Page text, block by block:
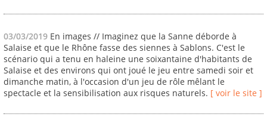
03/03/2019 En images // Imaginez que la Sanne déborde à
Salaise et que le Rhône fasse des siennes à Sablons. C'est le
scénario qui a tenu en haleine une soixantaine d'habitants de
Salaise et des environs qui ont joué le jeu entre samedi soir et
dimanche matin, à l'occasion d'un jeu de rôle mêlant le
spectacle et la sensibilisation aux risques naturels. [ voir le site ]